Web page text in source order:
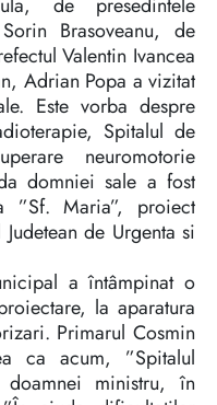
Brasoveanu, de
Valentin Ivancea
Adrian Popa a vizitat
Este vorba despre
Spitalul de
neuromotorie
domniei sale a fost
”Sf. Maria”, proiect
de Urgenta si
a întâmpinat o
la aparatura
Primarul Cosmin
ca acum, ”Spitalul
ministru, în